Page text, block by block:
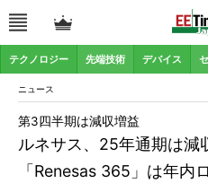
テクノロジー 先端技術 デバイス
ニュース
ルネサス、25年通期は
「Renesas 365」は年内
第3四半期は減収増益